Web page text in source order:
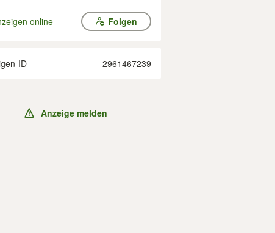
online Folgen
ID 2961467239
Anzeige melden